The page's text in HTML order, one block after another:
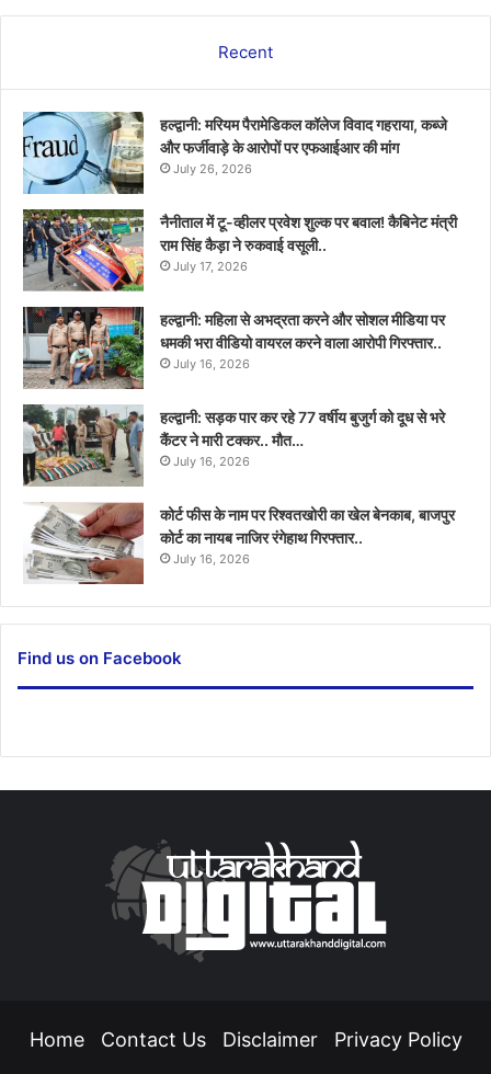
Recent
हल्द्वानी: मरियम पैरामेडिकल कॉलेज विवाद गहराया, कब्जे
और फर्जीवाड़े के आरोपों पर एफआईआर की मांग
July 26, 2026
नैनीताल में टू-व्हीलर प्रवेश शुल्क पर बवाल! कैबिनेट मंत्री
राम सिंह कैड़ा ने रुकवाई वसूली..
July 17, 2026
हल्द्वानी: महिला से अभद्रता करने और सोशल मीडिया पर
धमकी भरा वीडियो वायरल करने वाला आरोपी गिरफ्तार..
July 16, 2026
हल्द्वानी: सड़क पार कर रहे 77 वर्षीय बुजुर्ग को दूध से भरे
कैंटर ने मारी टक्कर.. मौत…
July 16, 2026
कोर्ट फीस के नाम पर रिश्वतखोरी का खेल बेनकाब, बाजपुर
कोर्ट का नायब नाजिर रंगेहाथ गिरफ्तार..
July 16, 2026
Find us on Facebook
Home Contact Us Disclaimer Privacy Policy